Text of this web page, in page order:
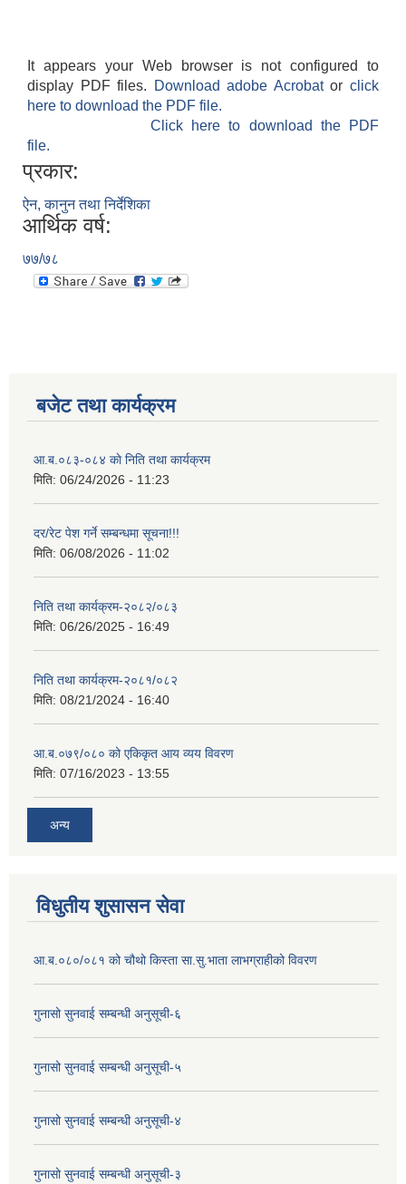
It appears your Web browser is not configured to
display PDF files.
Download adobe Acrobatorclick
here to download the PDF file.
Click here to download the PDF
file.
प्रकार:
ऐन, कानुन तथा निर्देशिका
आर्थिक वर्ष:
७७/७८
बजेट तथा कार्यक्रम
आ.ब.०८३-०८४ काे निति तथा कार्यक्रम
मिति: 06/24/2026 - 11:23
दर/रेट पेश गर्ने सम्बन्धमा सूचना!!!
मिति: 06/08/2026 - 11:02
निति तथा कार्यक्रम-२०८२/०८३
मिति: 06/26/2025 - 16:49
निति तथा कार्यक्रम-२०८१/०८२
मिति: 08/21/2024 - 16:40
आ.ब.०७९/०८० को एकिकृत आय व्यय विवरण
मिति: 07/16/2023 - 13:55
अन्य
विधुतीय शुसासन सेवा
आ.ब.०८०/०८१ को चौथो किस्ता सा.सु.भाता लाभग्राहीको विवरण
गुनासो सुनवाई सम्बन्धी अनुसूची-६
गुनासो सुनवाई सम्बन्धी अनुसूची-५
गुनासो सुनवाई सम्बन्धी अनुसूची-४
गुनासो सुनवाई सम्बन्धी अनुसूची-३